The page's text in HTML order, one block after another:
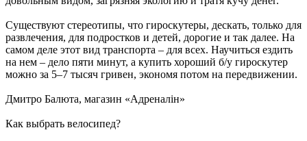
Существуют стереотипы, что гироскутеры, дескать, только для
развлечения, для подростков и детей, дорогие и так далее. На
самом деле этот вид транспорта – для всех. Научиться ездить
на нем – дело пяти минут, а купить хороший б/у гироскутер
можно за 5–7 тысяч гривен, экономя потом на передвижении.
Дмитро Балюта, магазин «Адреналін»
Как выбрать велосипед?